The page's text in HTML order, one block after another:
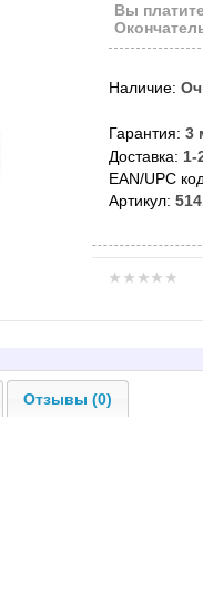
Вы
Наличие:
Гарантия: 3
Доставка: 1-
EAN/UPC
Артикул:
Отзывы (0)